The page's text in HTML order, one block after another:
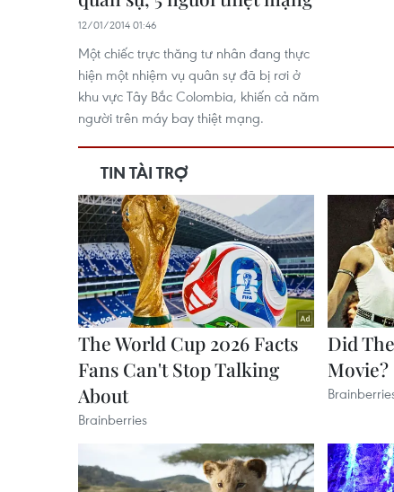
12/01/2014 01:46
Một chiếc trực thăng tư nhân đang thực
hiện một nhiệm vụ quân sự đã bị rơi ở
khu vực Tây Bắc Colombia, khiến cả năm
người trên máy bay thiệt mạng.